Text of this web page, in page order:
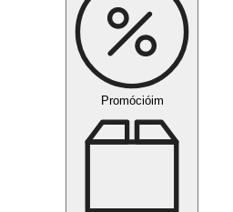
Promócióim